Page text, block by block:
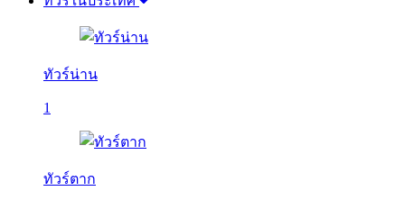
ทัวร์น่าน
1
ทัวร์ตาก